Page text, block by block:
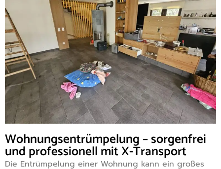
Wohnungsentrümpelung – sorgenfrei
und professionell mit X-Transport
Die Entrümpelung einer Wohnung kann ein großes